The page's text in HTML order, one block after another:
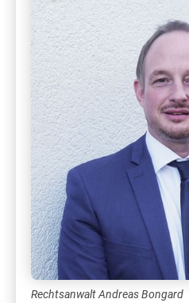
Rechtsanwalt Andreas Bongard